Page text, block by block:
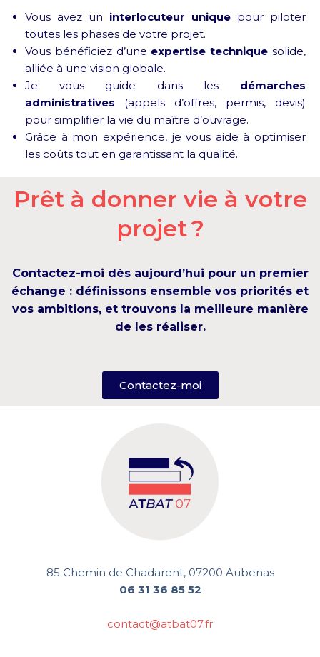
Vous avez un interlocuteur unique pour piloter
toutes les phases de votre projet.
Vous bénéficiez d’une expertise technique solide,
alliée à une vision globale.
Je vous guide dans les démarches
administratives (appels d’offres, permis, devis)
pour simplifier la vie du maître d’ouvrage.
Grâce à mon expérience, je vous aide à optimiser
les coûts tout en garantissant la qualité.
Prêt à donner vie à votre
projet ?
Contactez-moi dès aujourd’hui pour un premier
échange : définissons ensemble vos priorités et
vos ambitions, et trouvons la meilleure manière
de les réaliser.
Contactez-moi
85 Chemin de Chadarent, 07200 Aubenas
06 31 36 85 52
contact@atbat07.fr